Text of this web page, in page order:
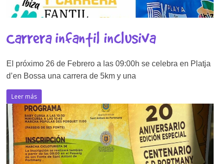
Carrera infantil inclusiva
El próximo 26 de Febrero a las 09:00h se celebra en Platja
d’en Bossa una carrera de 5km y una
Leer más